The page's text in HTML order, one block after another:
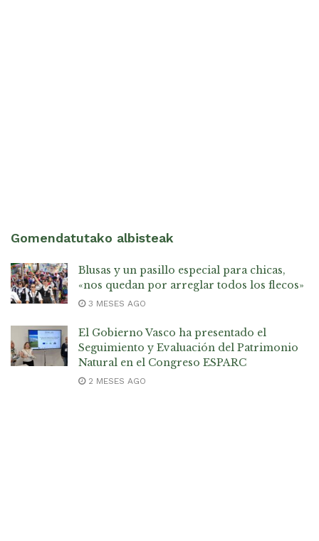
Gomendatutako albisteak
Blusas y un pasillo especial para chicas,
«nos quedan por arreglar todos los flecos»
3 MESES AGO
El Gobierno Vasco ha presentado el
Seguimiento y Evaluación del Patrimonio
Natural en el Congreso ESPARC
2 MESES AGO